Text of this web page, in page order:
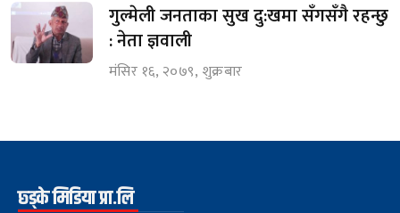
गुल्मेली जनताका सुख दु:खमा सँगसँगै रहन्छु
: नेता ज्ञवाली
मंसिर १६, २०७९, शुक्रबार
छ्ड्के मिडिया प्रा.लि